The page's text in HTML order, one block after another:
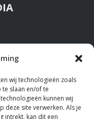
wij technologieën zoals
slaan en/of te
kunnen wij
deze site verwerken. Als je
intrekt, kan dit een